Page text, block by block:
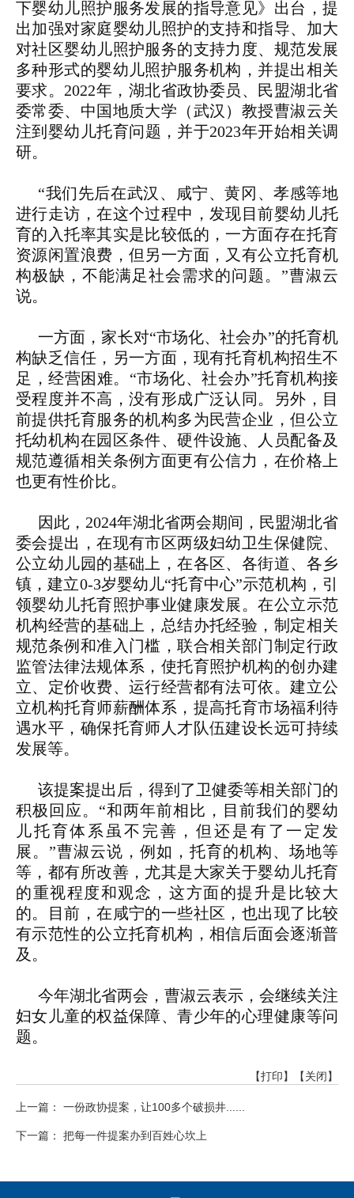
下婴幼儿照护服务发展的指导意见》出台，提
出加强对家庭婴幼儿照护的支持和指导、加大
对社区婴幼儿照护服务的支持力度、规范发展
多种形式的婴幼儿照护服务机构，并提出相关
要求。2022年，湖北省政协委员、民盟湖北省
委常委、中国地质大学（武汉）教授曹淑云关
注到婴幼儿托育问题，并于2023年开始相关调
研。
“我们先后在武汉、咸宁、黄冈、孝感等地
进行走访，在这个过程中，发现目前婴幼儿托
育的入托率其实是比较低的，一方面存在托育
资源闲置浪费，但另一方面，又有公立托育机
构极缺，不能满足社会需求的问题。”曹淑云
说。
一方面，家长对“市场化、社会办”的托育机
构缺乏信任，另一方面，现有托育机构招生不
足，经营困难。“市场化、社会办”托育机构接
受程度并不高，没有形成广泛认同。另外，目
前提供托育服务的机构多为民营企业，但公立
托幼机构在园区条件、硬件设施、人员配备及
规范遵循相关条例方面更有公信力，在价格上
也更有性价比。
因此，2024年湖北省两会期间，民盟湖北省
委会提出，在现有市区两级妇幼卫生保健院、
公立幼儿园的基础上，在各区、各街道、各乡
镇，建立0-3岁婴幼儿“托育中心”示范机构，引
领婴幼儿托育照护事业健康发展。在公立示范
机构经营的基础上，总结办托经验，制定相关
规范条例和准入门槛，联合相关部门制定行政
监管法律法规体系，使托育照护机构的创办建
立、定价收费、运行经营都有法可依。建立公
立机构托育师薪酬体系，提高托育市场福利待
遇水平，确保托育师人才队伍建设长远可持续
发展等。
该提案提出后，得到了卫健委等相关部门的
积极回应。“和两年前相比，目前我们的婴幼
儿托育体系虽不完善，但还是有了一定发
展。”曹淑云说，例如，托育的机构、场地等
等，都有所改善，尤其是大家关于婴幼儿托育
的重视程度和观念，这方面的提升是比较大
的。目前，在咸宁的一些社区，也出现了比较
有示范性的公立托育机构，相信后面会逐渐普
及。
今年湖北省两会，曹淑云表示，会继续关注
妇女儿童的权益保障、青少年的心理健康等问
题。
【打印】 【关闭】
上一篇： 一份政协提案，让100多个破损井......
下一篇： 把每一件提案办到百姓心坎上